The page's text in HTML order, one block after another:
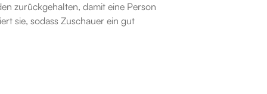
zurückgehalten, damit eine Person
sie, sodass Zuschauer ein gut